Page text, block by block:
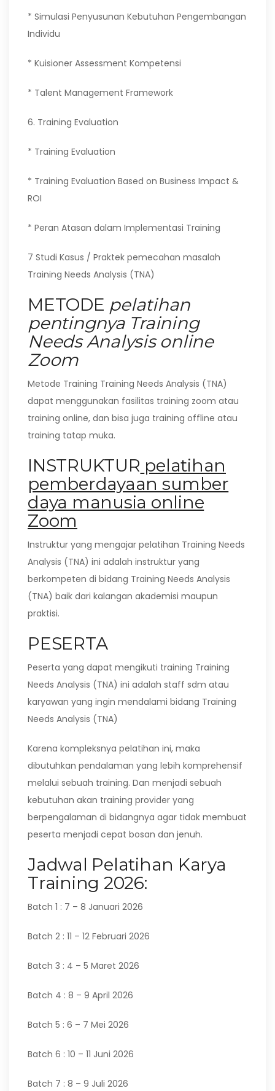
* Simulasi Penyusunan Kebutuhan Pengembangan
Individu
* Kuisioner Assessment Kompetensi
* Talent Management Framework
6. Training Evaluation
* Training Evaluation
* Training Evaluation Based on Business Impact &
ROI
* Peran Atasan dalam Implementasi Training
7 Studi Kasus / Praktek pemecahan masalah
Training Needs Analysis (TNA)
METODE pelatihan
pentingnya Training
Needs Analysis online
Zoom
Metode Training Training Needs Analysis (TNA)
dapat menggunakan fasilitas training zoom atau
training online, dan bisa juga training offline atau
training tatap muka.
INSTRUKTUR pelatihan
pemberdayaan sumber
daya manusia online
Zoom
Instruktur yang mengajar pelatihan Training Needs
Analysis (TNA) ini adalah instruktur yang
berkompeten di bidang Training Needs Analysis
(TNA) baik dari kalangan akademisi maupun
praktisi.
PESERTA
Peserta yang dapat mengikuti training Training
Needs Analysis (TNA) ini adalah staff sdm atau
karyawan yang ingin mendalami bidang Training
Needs Analysis (TNA)
Karena kompleksnya pelatihan ini, maka
dibutuhkan pendalaman yang lebih komprehensif
melalui sebuah training. Dan menjadi sebuah
kebutuhan akan training provider yang
berpengalaman di bidangnya agar tidak membuat
peserta menjadi cepat bosan dan jenuh.
Jadwal Pelatihan Karya
Training 2026:
Batch 1 : 7 – 8 Januari 2026
Batch 2 : 11 – 12 Februari 2026
Batch 3 : 4 – 5 Maret 2026
Batch 4 : 8 – 9 April 2026
Batch 5 : 6 – 7 Mei 2026
Batch 6 : 10 – 11 Juni 2026
Batch 7 : 8 – 9 Juli 2026